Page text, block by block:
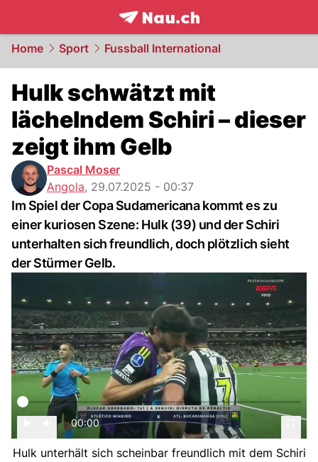
frontpage.NAU.ch
Home Sport Fussball International
Hulk schwätzt mit
lächelndem Schiri – dieser
zeigt ihm Gelb
Pascal Moser
Angola, 29.07.2025 - 00:37
Im Spiel der Copa Sudamericana kommt es zu
einer kuriosen Szene: Hulk (39) und der Schiri
unterhalten sich freundlich, doch plötzlich sieht
der Stürmer Gelb.
00:00
Hulk unterhält sich scheinbar freundlich mit dem Schiri